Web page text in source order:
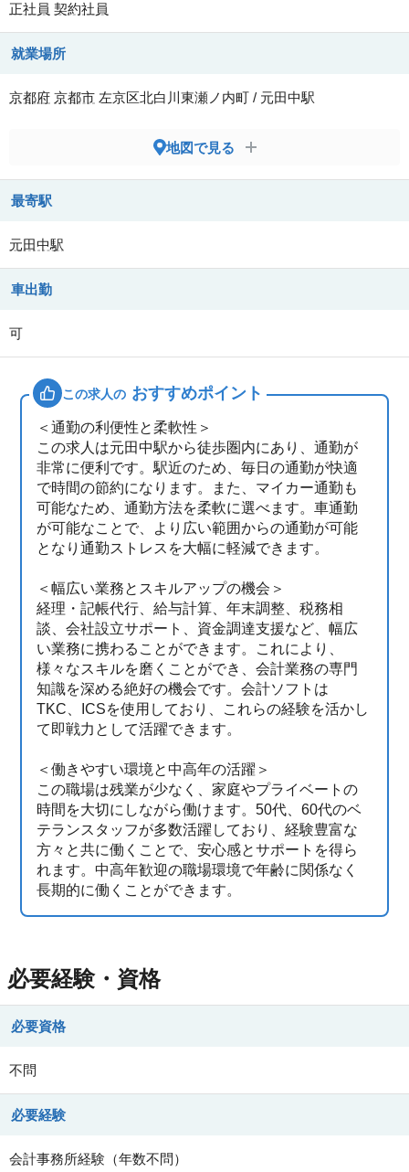
正社員 契約社員
就業場所
京都府 京都市 左京区北白川東瀬ノ内町 / 元田中駅
地図で見る
最寄駅
元田中駅
車出勤
可
この求人の おすすめポイント
＜通勤の利便性と柔軟性＞
この求人は元田中駅から徒歩圏内にあり、通勤が
非常に便利です。駅近のため、毎日の通勤が快適
で時間の節約になります。また、マイカー通勤も
可能なため、通勤方法を柔軟に選べます。車通勤
が可能なことで、より広い範囲からの通勤が可能
となり通勤ストレスを大幅に軽減できます。
＜幅広い業務とスキルアップの機会＞
経理・記帳代行、給与計算、年末調整、税務相
談、会社設立サポート、資金調達支援など、幅広
い業務に携わることができます。これにより、
様々なスキルを磨くことができ、会計業務の専門
知識を深める絶好の機会です。会計ソフトは
TKC、ICSを使用しており、これらの経験を活かし
て即戦力として活躍できます。
＜働きやすい環境と中高年の活躍＞
この職場は残業が少なく、家庭やプライベートの
時間を大切にしながら働けます。50代、60代のベ
テランスタッフが多数活躍しており、経験豊富な
方々と共に働くことで、安心感とサポートを得ら
れます。中高年歓迎の職場環境で年齢に関係なく
長期的に働くことができます。
必要経験・資格
必要資格
不問
必要経験
会計事務所経験（年数不問）